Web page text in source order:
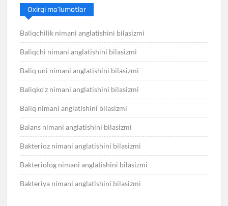
Oxirgi ma’lumotlar
Baliqchilik nimani anglatishini bilasizmi
Baliqchi nimani anglatishini bilasizmi
Baliq uni nimani anglatishini bilasizmi
Baliqko’z nimani anglatishini bilasizmi
Baliq nimani anglatishini bilasizmi
Balans nimani anglatishini bilasizmi
Bakterioz nimani anglatishini bilasizmi
Bakteriolog nimani anglatishini bilasizmi
Bakteriya nimani anglatishini bilasizmi